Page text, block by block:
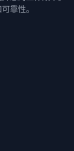
靠性。